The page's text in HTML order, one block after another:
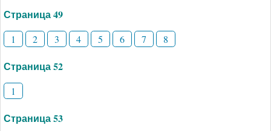
Страница 49
1 2 3 4 5 6 7 8
Страница 52
1
Страница 53